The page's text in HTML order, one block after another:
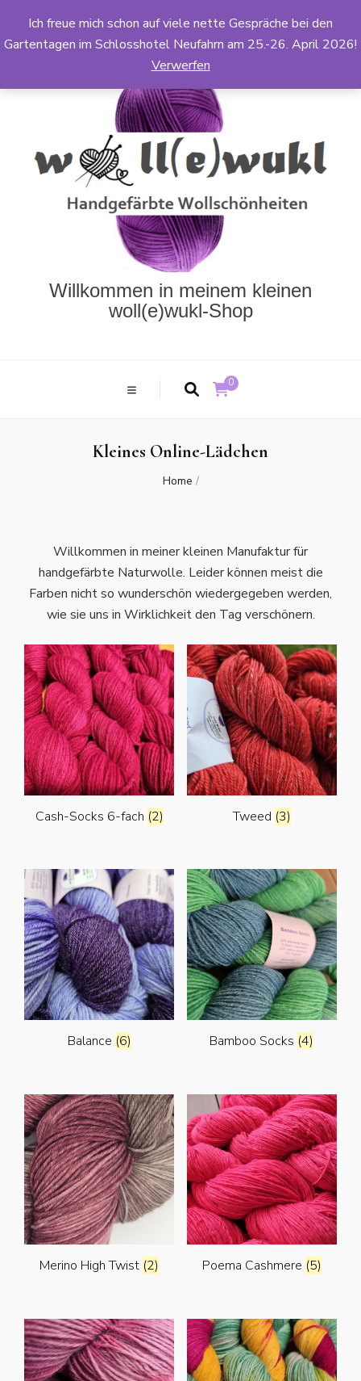
Ich freue mich schon auf viele nette Gespräche bei den
Gartentagen im Schlosshotel Neufahrn am 25.-26. April 2026!
Verwerfen
Willkommen in meinem kleinen
woll(e)wukl-Shop
0
Kleines Online-Lädchen
Home /
Willkommen in meiner kleinen Manufaktur für
handgefärbte Naturwolle. Leider können meist die
Farben nicht so wunderschön wiedergegeben werden,
wie sie uns in Wirklichkeit den Tag verschönern.
Cash-Socks 6-fach (2) Tweed (3)
Balance (6) Bamboo Socks (4)
Merino High Twist (2) Poema Cashmere (5)